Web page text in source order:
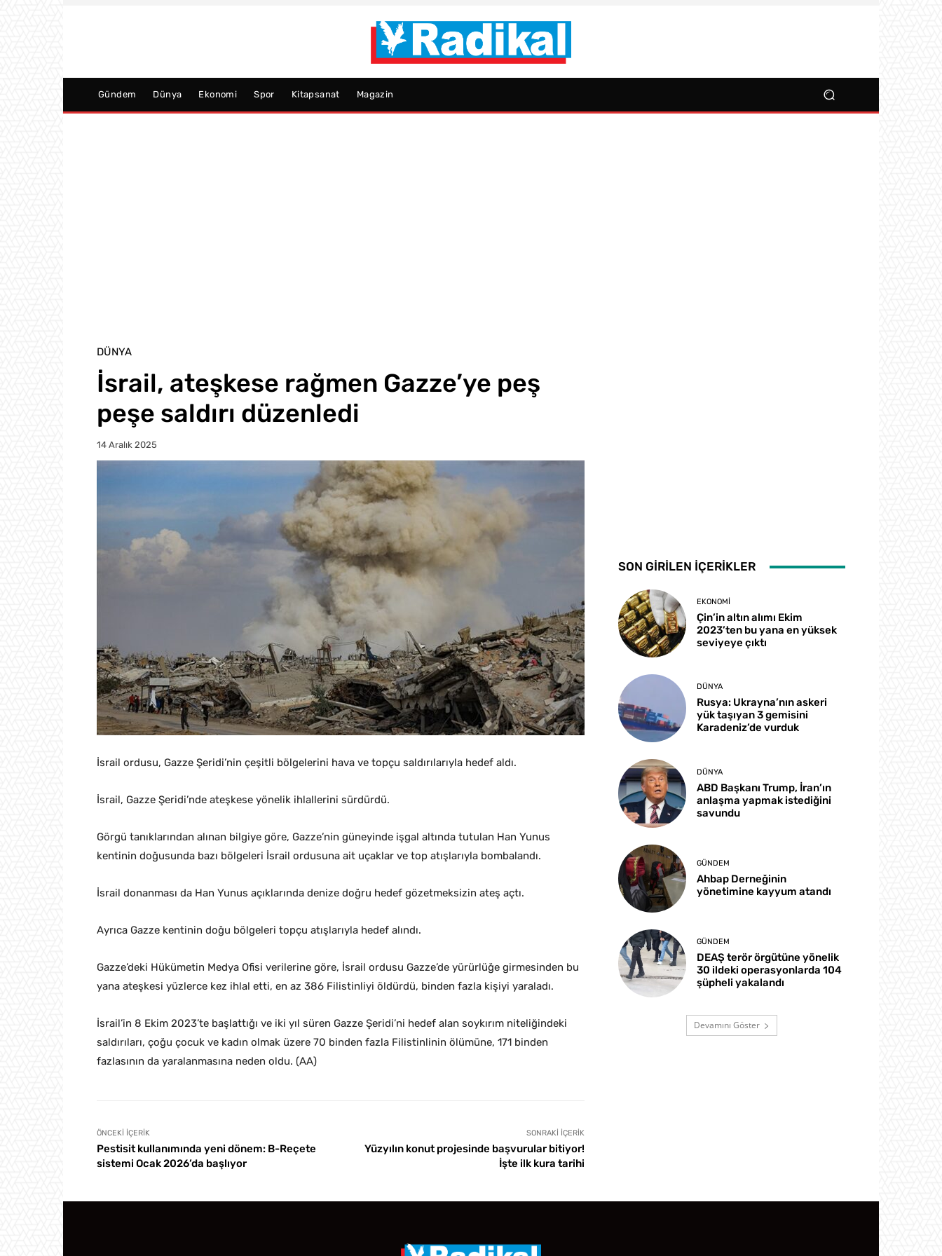
Gündem Dünya Ekonomi Spor Kitapsanat Magazin
DÜNYA
İsrail, ateşkese rağmen Gazze’ye peş
peşe saldırı düzenledi
14 Aralık 2025
İsrail ordusu, Gazze Şeridi’nin çeşitli bölgelerini hava ve topçu saldırılarıyla hedef aldı.
İsrail, Gazze Şeridi’nde ateşkese yönelik ihlallerini sürdürdü.
Görgü tanıklarından alınan bilgiye göre, Gazze’nin güneyinde işgal altında tutulan Han Yunus
kentinin doğusunda bazı bölgeleri İsrail ordusuna ait uçaklar ve top atışlarıyla bombalandı.
İsrail donanması da Han Yunus açıklarında denize doğru hedef gözetmeksizin ateş açtı.
Ayrıca Gazze kentinin doğu bölgeleri topçu atışlarıyla hedef alındı.
Gazze’deki Hükümetin Medya Ofisi verilerine göre, İsrail ordusu Gazze’de yürürlüğe girmesinden bu
yana ateşkesi yüzlerce kez ihlal etti, en az 386 Filistinliyi öldürdü, binden fazla kişiyi yaraladı.
İsrail’in 8 Ekim 2023’te başlattığı ve iki yıl süren Gazze Şeridi’ni hedef alan soykırım niteliğindeki
saldırıları, çoğu çocuk ve kadın olmak üzere 70 binden fazla Filistinlinin ölümüne, 171 binden
fazlasının da yaralanmasına neden oldu. (AA)
ÖNCEKI İÇERIK
Pestisit kullanımında yeni dönem: B-Reçete
sistemi Ocak 2026’da başlıyor
SONRAKI İÇERIK
Yüzyılın konut projesinde başvurular bitiyor!
İşte ilk kura tarihi
SON GİRİLEN İÇERİKLER
EKONOMI
Çin’in altın alımı Ekim
2023’ten bu yana en yüksek
seviyeye çıktı
DÜNYA
Rusya: Ukrayna’nın askeri
yük taşıyan 3 gemisini
Karadeniz’de vurduk
DÜNYA
ABD Başkanı Trump, İran’ın
anlaşma yapmak istediğini
savundu
GÜNDEM
Ahbap Derneğinin
yönetimine kayyum atandı
GÜNDEM
DEAŞ terör örgütüne yönelik
30 ildeki operasyonlarda 104
şüpheli yakalandı
Devamını Göster